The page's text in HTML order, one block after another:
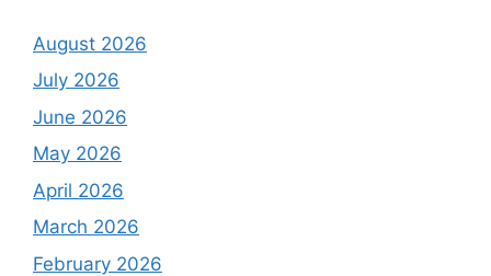
August 2026
July 2026
June 2026
May 2026
April 2026
March 2026
February 2026